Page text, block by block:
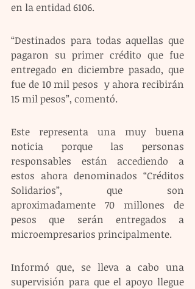
en la entidad 6106.
“Destinados para todas aquellas que
pagaron su primer crédito que fue
entregado en diciembre pasado, que
fue de 10 mil pesos  y ahora recibirán
15 mil pesos”, comentó.
Este representa una muy buena
noticia porque las personas
responsables están accediendo a
estos ahora denominados “Créditos
Solidarios”, que son
aproximadamente 70 millones de
pesos que serán entregados a
microempresarios principalmente.
Informó que, se lleva a cabo una
supervisión para que el apoyo llegue